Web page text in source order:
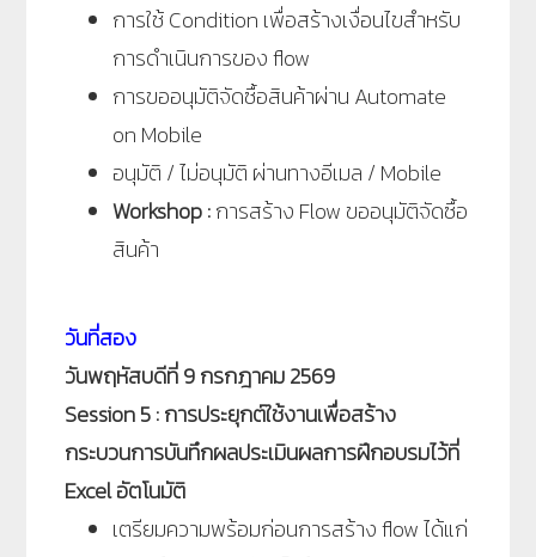
การใช้ Condition เพื่อสร้างเงื่อนไขสำหรับ
การดำเนินการของ flow
การขออนุมัติจัดซื้อสินค้าผ่าน Automate
on Mobile
อนุมัติ / ไม่อนุมัติ ผ่านทางอีเมล / Mobile
Workshop :การสร้าง Flow ขออนุมัติจัดซื้อ
สินค้า
วันที่สอง
วันพฤหัสบดีที่ 9 กรกฎาคม 2569
Session 5 : การประยุกต์ใช้งานเพื่อสร้าง
กระบวนการบันทึกผลประเมินผลการฝึกอบรมไว้ที่
Excel อัตโนมัติ
เตรียมความพร้อมก่อนการสร้าง flow ได้แก่